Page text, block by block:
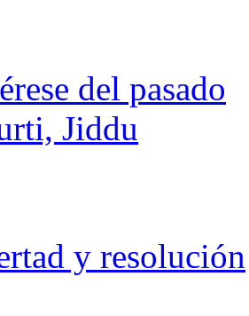
del pasado
Jiddu
y resolución